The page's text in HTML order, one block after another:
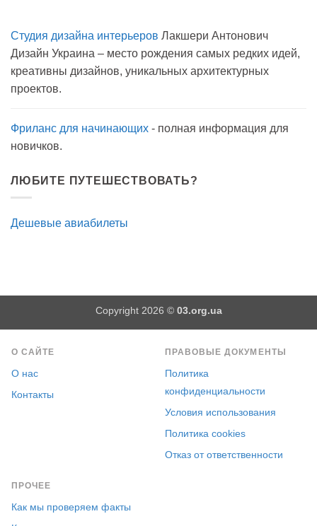
Вода
мылом
прогулку
антисептик.
Студия дизайна интерьеров Лакшери Антонович
Дизайн Украина – место рождения самых редких идей,
креативны дизайнов, уникальных архитектурных
проектов.
Фриланс для начинающих - полная информация для
новичков.
ЛЮБИТЕ ПУТЕШЕСТВОВАТЬ?
Дешевые авиабилеты
Copyright 2026 © 03.org.ua
О САЙТЕ
О нас
Контакты
ПРАВОВЫЕ ДОКУМЕНТЫ
Политика
конфиденциальности
Условия использования
Политика cookies
Отказ от ответственности
ПРОЧЕЕ
Как мы проверяем факты